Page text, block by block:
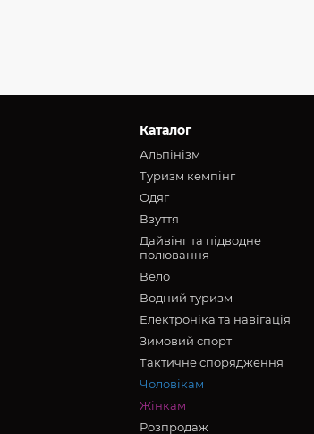
Каталог
Альпінізм
Туризм кемпінг
Oдяг
Взуття
Дайвінг та підводне
полювання
Вело
Водний туризм
Електроніка та навігація
Зимовий спорт
Тактичне спорядження
Чоловікам
Жінкам
Розпродаж